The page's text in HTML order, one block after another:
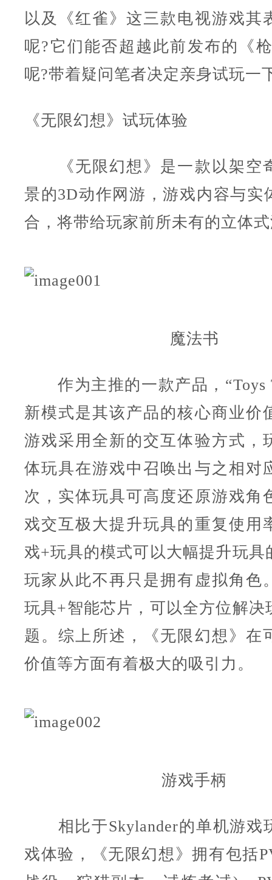
以及《红雀》这三款电视游戏其
呢?它们能否超越此前发布的《
呢?带着疑问笔者决定亲身试玩一
《无限幻想》试玩体验
《无限幻想》是一款以架空
景的3D动作网游，游戏内容与实
合，将带给玩家前所未有的立体
魔法书
作为主推的一款产品，“Toys
新模式是其该产品的核心商业价
游戏采用全新的交互体验方式，
体玩具在游戏中召唤出与之相对
次，实体玩具可高度还原游戏角
戏交互极大提升玩具的重复使用
戏+玩具的模式可以大幅提升玩具
玩家从此不再只是拥有虚拟角色
玩具+智能芯片，可以全方位解决
题。综上所述，《无限幻想》在
价值等方面有着极大的吸引力。
游戏手柄
相比于Skylander的单机游戏
戏体验，《无限幻想》拥有包括